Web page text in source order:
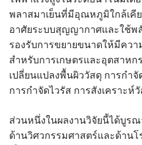
พลาสมาเย็นที่มีอุณหภูมิใกล้เคี
อาศัยระบบสุญญากาศและใช้พ
รองรับการขยายขนาดให้มีควา
สำหรับการเกษตรและอุตสาหก
เปลี่ยนแปลงพื้นผิววัสดุ การกำจั
การกำจัดไวรัส การสังเคราะห์
ส่วนหนึ่งในผลงานวิจัยนี้ได้บูรณ
ด้านวิศวกรรมศาสตร์และด้าน